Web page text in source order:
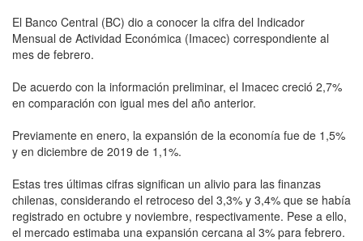
El Banco Central (BC) dio a conocer la cifra del Indicador
Mensual de Actividad Económica (Imacec) correspondiente al
mes de febrero.
De acuerdo con la información preliminar, el Imacec creció 2,7%
en comparación con igual mes del año anterior.
Previamente en enero, la expansión de la economía fue de 1,5%
y en diciembre de 2019 de 1,1%.
Estas tres últimas cifras significan un alivio para las finanzas
chilenas, considerando el retroceso del 3,3% y 3,4% que se había
registrado en octubre y noviembre, respectivamente. Pese a ello,
el mercado estimaba una expansión cercana al 3% para febrero.